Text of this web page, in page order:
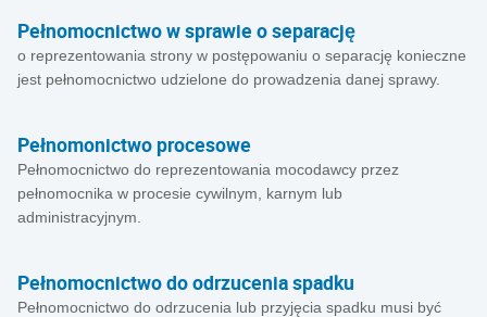
Pełnomocnictwo w sprawie o separację
o reprezentowania strony w postępowaniu o separację konieczne
jest pełnomocnictwo udzielone do prowadzenia danej sprawy.
Pełnomonictwo procesowe
Pełnomocnictwo do reprezentowania mocodawcy przez
pełnomocnika w procesie cywilnym, karnym lub
administracyjnym.
Pełnomocnictwo do odrzucenia spadku
Pełnomocnictwo do odrzucenia lub przyjęcia spadku musi być